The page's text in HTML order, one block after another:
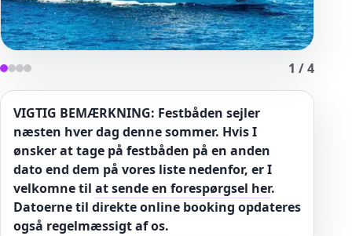
1 /4
VIGTIG BEMÆRKNING: Festbåden sejler
næsten hver dag denne sommer. Hvis I
ønsker at tage på festbåden på en anden
dato end dem på vores liste nedenfor, er I
velkomne til at sende en forespørgsel her.
Datoerne til direkte online booking opdateres
også regelmæssigt af os.